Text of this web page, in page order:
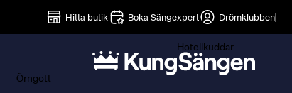
Hitta butik Boka Sängexpert Drömklubben
Örngott
Hotellkuddar